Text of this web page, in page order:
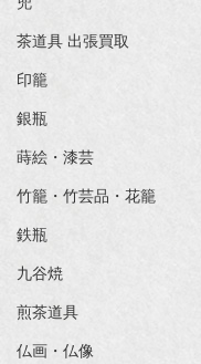
茶道具 出張買取
印籠
銀瓶
蒔絵・漆芸
竹籠・竹芸品・花籠
鉄瓶
九谷焼
煎茶道具
仏画・仏像